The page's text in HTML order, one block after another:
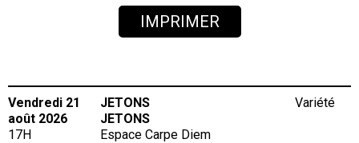
Politique de confidentialité
Politique d'écoresponsabilité
MÉDIAS
IMPRIMER
Vendredi 21
août 2026
17H
JETONS
JETONS
Espace Carpe Diem
Variété